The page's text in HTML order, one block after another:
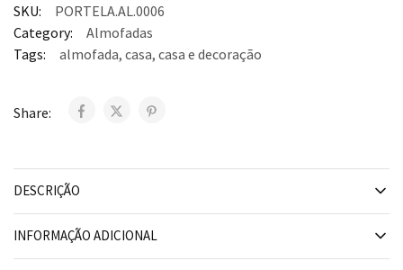
SKU:
PORTELA.AL.0006
Category:
Almofadas
Tags:
almofada, casa, casa e decoração
Share:
DESCRIÇÃO
INFORMAÇÃO ADICIONAL